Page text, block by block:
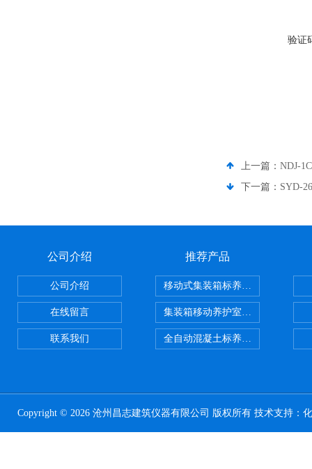
验证
上一篇： NDJ-
下一篇： SYD-
公司介绍
公司介绍
在线留言
联系我们
推荐产品
移动式集装箱标养室 养护室设备
集装箱移动养护室 标养室
全自动混凝土标养室恒温恒湿设备
Copyright © 2026 沧州昌志建筑仪器有限公司 版权所有 技术支持：